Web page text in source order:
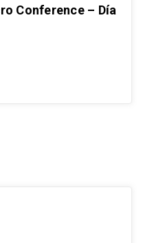
Conference – Día